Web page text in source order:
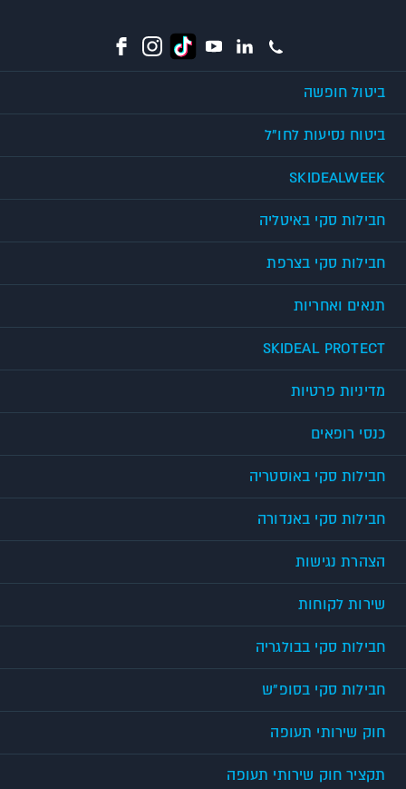
ביטול חופשה
ביטוח נסיעות לחו"ל
SKIDEALWEEK
חבילות סקי באיטליה
חבילות סקי בצרפת
תנאים ואחריות
SKIDEAL PROTECT
מדיניות פרטיות
כנסי רופאים
חבילות סקי באוסטריה
חבילות סקי באנדורה
הצהרת נגישות
שירות לקוחות
חבילות סקי בבולגריה
חבילות סקי בסופ"ש
חוק שירותי תעופה
תקציר חוק שירותי תעופה